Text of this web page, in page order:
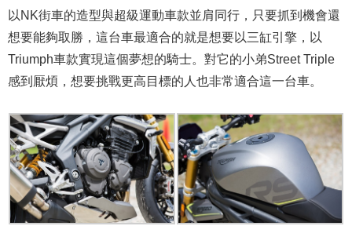
以NK街車的造型與超級運動車款並肩同行，只要抓到機會還
想要能夠取勝，這台車最適合的就是想要以三缸引擎，以
Triumph車款實現這個夢想的騎士。對它的小弟Street Triple
感到厭煩，想要挑戰更高目標的人也非常適合這一台車。